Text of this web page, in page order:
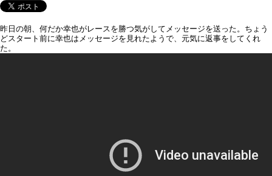
昨日の朝、何だか幸也がレースを勝つ気がしてメッセージを送った。ちょう
どスタート前に幸也はメッセージを見れたようで、元気に返事をしてくれ
た。